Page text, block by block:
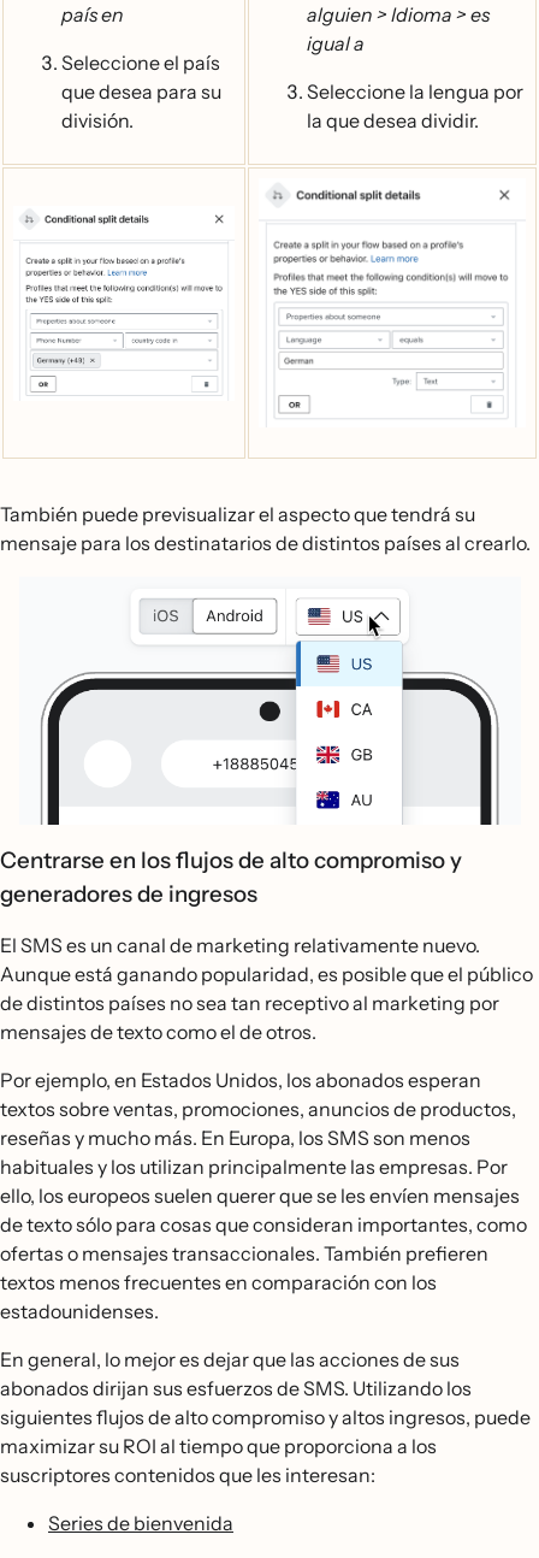
país en
Seleccione el país
que desea para su
división.
alguien > Idioma > es
igual a
Seleccione la lengua por
la que desea dividir.
También puede previsualizar el aspecto que tendrá su
mensaje para los destinatarios de distintos países al crearlo.
Centrarse en los flujos de alto compromiso y
generadores de ingresos
El SMS es un canal de marketing relativamente nuevo.
Aunque está ganando popularidad, es posible que el público
de distintos países no sea tan receptivo al marketing por
mensajes de texto como el de otros.
Por ejemplo, en Estados Unidos, los abonados esperan
textos sobre ventas, promociones, anuncios de productos,
reseñas y mucho más. En Europa, los SMS son menos
habituales y los utilizan principalmente las empresas. Por
ello, los europeos suelen querer que se les envíen mensajes
de texto sólo para cosas que consideran importantes, como
ofertas o mensajes transaccionales. También prefieren
textos menos frecuentes en comparación con los
estadounidenses.
En general, lo mejor es dejar que las acciones de sus
abonados dirijan sus esfuerzos de SMS. Utilizando los
siguientes flujos de alto compromiso y altos ingresos, puede
maximizar su ROI al tiempo que proporciona a los
suscriptores contenidos que les interesan:
Series de bienvenida